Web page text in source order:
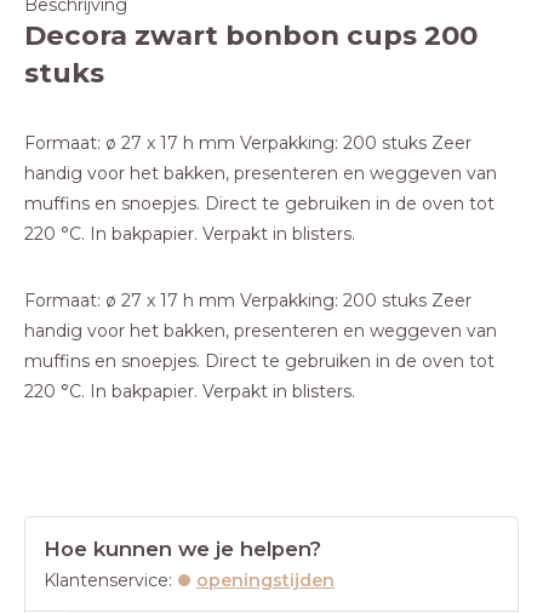
Beschrijving
Decora zwart bonbon cups 200
stuks
Formaat: ø 27 x 17 h mm Verpakking: 200 stuks Zeer
handig voor het bakken, presenteren en weggeven van
muffins en snoepjes. Direct te gebruiken in de oven tot
220 °C. In bakpapier. Verpakt in blisters.
Formaat: ø 27 x 17 h mm Verpakking: 200 stuks Zeer
handig voor het bakken, presenteren en weggeven van
muffins en snoepjes. Direct te gebruiken in de oven tot
220 °C. In bakpapier. Verpakt in blisters.
Hoe kunnen we je helpen?
Klantenservice: openingstijden